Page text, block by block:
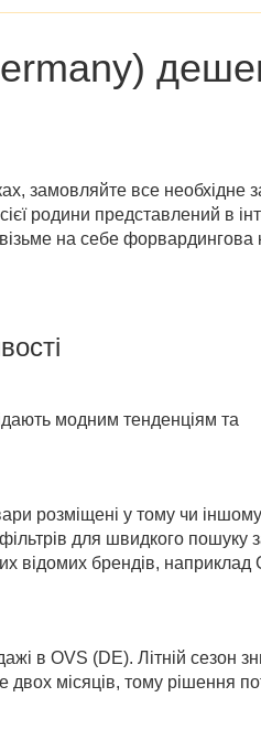
замовляйте все необхідне
родини представлений в
на себе форвардингова
модним тенденціям та
розміщені у тому чи іншому
для швидкого пошуку
відомих брендів, наприклад
в OVS (DE). Літній сезон
двох місяців, тому рішення